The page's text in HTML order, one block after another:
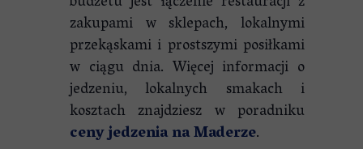
zakupami w sklepach, lokalnymi
przekąskami i prostszymi posiłkami
w ciągu dnia. Więcej informacji o
jedzeniu, lokalnych smakach i
kosztach znajdziesz w poradniku
ceny jedzenia na Maderze.